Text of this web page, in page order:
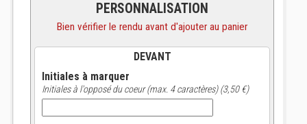
PERSONNALISATION
Bien vérifier le rendu avant d'ajouter au panier
DEVANT
Initiales à marquer
Initiales à l'opposé du coeur (max. 4 caractères) (3,50 €)